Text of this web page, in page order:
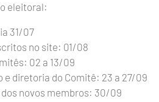
eleitoral:
31/07
no site: 01/08
02 a 13/09
e diretoria do Comitê: 23 a 27/09
novos membros: 30/09